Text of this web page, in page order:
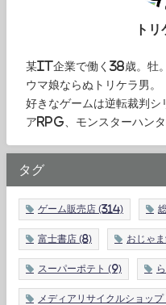
ト
某IT企業で働く38歳。牡。
ウマ娘ならぬトリケラ男。
好きなゲームは逆転裁判
アRPG、モンスターハンタ
タグ
ゲーム販売店 (314)
富士書店 (8) おじゃ
スーパーポテト (9)
メディアリサイクルショップ